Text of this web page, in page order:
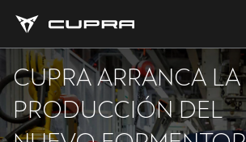
CUPRA ARRANCA LA
PRODUCCIÓN DEL